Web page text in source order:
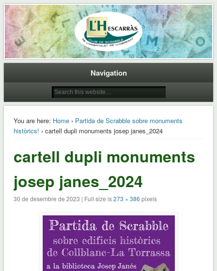
L'Hescarras
Club de Scrabble de L'Hospitalet de Llobregat
Navigation
You are here: Home› Partida de Scrabble sobre monuments
històrics! › cartell dupli monuments josep janes_2024
cartell dupli monuments
josep janes_2024
30 de desembre de 2023 | Full size is273 × 386 pixels